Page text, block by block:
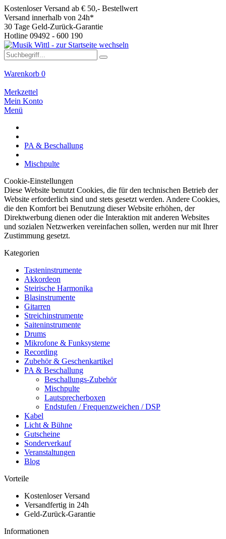
Kostenloser Versand ab € 50,- Bestellwert
Versand innerhalb von 24h*
30 Tage Geld-Zurück-Garantie
Hotline 09492 - 600 190
Warenkorb 0
Merkzettel
Mein Konto
Menü
PA & Beschallung
Mischpulte
Cookie-Einstellungen
Diese Website benutzt Cookies, die für den technischen Betrieb der
Website erforderlich sind und stets gesetzt werden. Andere Cookies,
die den Komfort bei Benutzung dieser Website erhöhen, der
Direktwerbung dienen oder die Interaktion mit anderen Websites
und sozialen Netzwerken vereinfachen sollen, werden nur mit Ihrer
Zustimmung gesetzt.
Kategorien
Tasteninstrumente
Akkordeon
Steirische Harmonika
Blasinstrumente
Gitarren
Streichinstrumente
Saiteninstrumente
Drums
Mikrofone & Funksysteme
Recording
Zubehör & Geschenkartikel
PA & Beschallung
Beschallungs-Zubehör
Mischpulte
Lautsprecherboxen
Endstufen / Frequenzweichen / DSP
Kabel
Licht & Bühne
Gutscheine
Sonderverkauf
Veranstaltungen
Blog
Vorteile
Kostenloser Versand
Versandfertig in 24h
Geld-Zurück-Garantie
Informationen